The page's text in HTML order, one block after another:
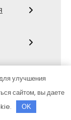
улучшения
сайтом, вы даете
OK